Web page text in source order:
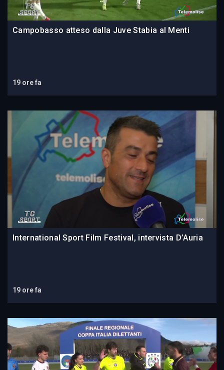
Campobasso atteso dalla Juve Stabia al Menti
19 ore fa
International Sport Film Festival, intervista D’Auria
19 ore fa